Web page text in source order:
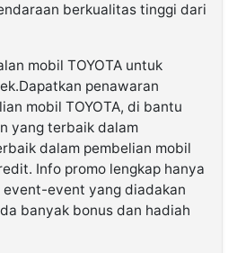
berkualitas tinggi dari
mobil TOYOTA untuk
penawaran
mobil TOYOTA, di bantu
yang terbaik dalam
dalam pembelian mobil
Info promo lengkap hanya
event yang diadakan
banyak bonus dan hadiah